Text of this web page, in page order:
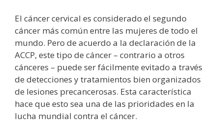
El cáncer cervical es considerado el segundo
cáncer más común entre las mujeres de todo el
mundo. Pero de acuerdo a la declaración de la
ACCP, este tipo de cáncer – contrario a otros
cánceres – puede ser fácilmente evitado a través
de detecciones y tratamientos bien organizados
de lesiones precancerosas. Esta característica
hace que esto sea una de las prioridades en la
lucha mundial contra el cáncer.